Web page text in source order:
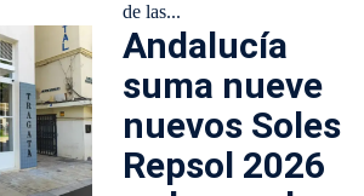
de las...
Andalucía
suma nueve
nuevos Soles
Repsol 2026